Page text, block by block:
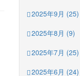
2025年9月 (25)
2025年8月 (9)
2025年7月 (25)
2025年6月 (24)